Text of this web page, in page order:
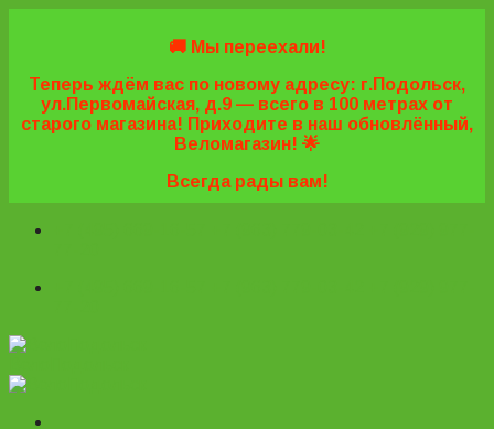
🚚 Мы переехали!
Теперь ждём вас по новому адресу: г.Подольск,
ул.Первомайская, д.9 — всего в 100 метрах от
старого магазина! Приходите в наш обновлённый,
Веломагазин! 🌟
Всегда рады вам!